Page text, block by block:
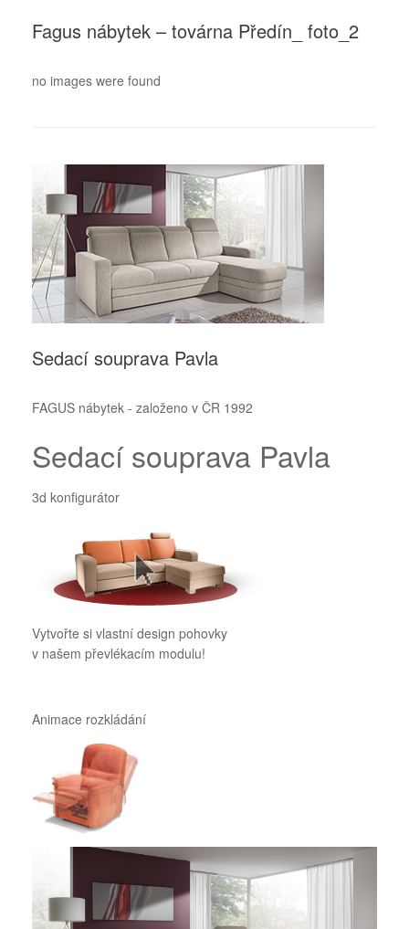
Fagus nábytek – továrna Předín_ foto_2
no images were found
Sedací souprava Pavla
FAGUS nábytek - založeno v ČR 1992
Sedací souprava Pavla
3d konfigurátor
Vytvořte si vlastní design pohovky
v našem převlékacím modulu!
Animace rozkládání